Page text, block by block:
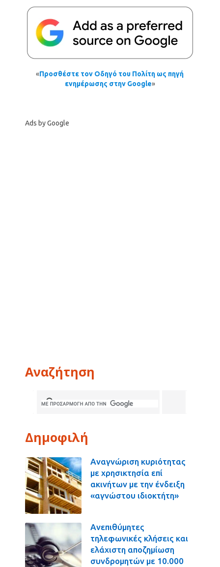
«Προσθέστε τον Οδηγό του Πολίτη ως πηγή
ενημέρωσης στην Google»
Ads by Google
Αναζήτηση
Δημοφιλή
Αναγνώριση κυριότητας
με χρησικτησία επί
ακινήτων με την ένδειξη
«αγνώστου ιδιοκτήτη»
Ανεπιθύμητες
τηλεφωνικές κλήσεις και
ελάχιστη αποζημίωση
συνδρομητών με 10.000